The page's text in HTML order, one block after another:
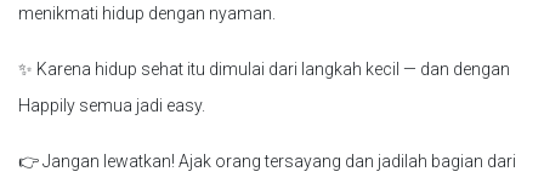
menikmati hidup dengan nyaman.
✨ Karena hidup sehat itu dimulai dari langkah kecil — dan dengan
Happily semua jadi easy.
👉 Jangan lewatkan! Ajak orang tersayang dan jadilah bagian dari